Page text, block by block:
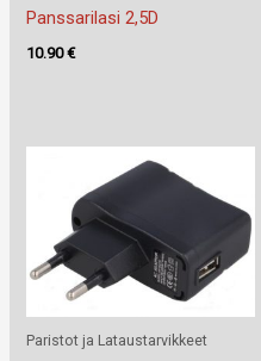
Panssarilasi 2,5D
10.90€
Paristot ja Lataustarvikkeet